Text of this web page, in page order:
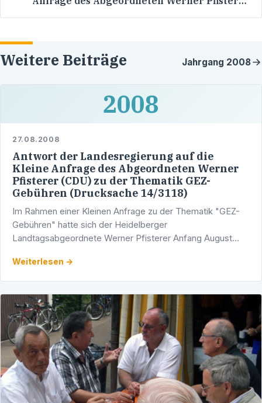
Weitere Beiträge Jahrgang 2008
2008
27.08.2008
Antwort der Landesregierung auf die
Kleine Anfrage des Abgeordneten Werner
Pfisterer (CDU) zu der Thematik GEZ-
Gebühren (Drucksache 14/3118)
Im Rahmen einer Kleinen Anfrage zu der Thematik "GEZ-
Gebühren" hatte sich der Heidelberger
Landtagsabgeordnete Werner Pfisterer Anfang August
gewandt:
Weiterlesen →